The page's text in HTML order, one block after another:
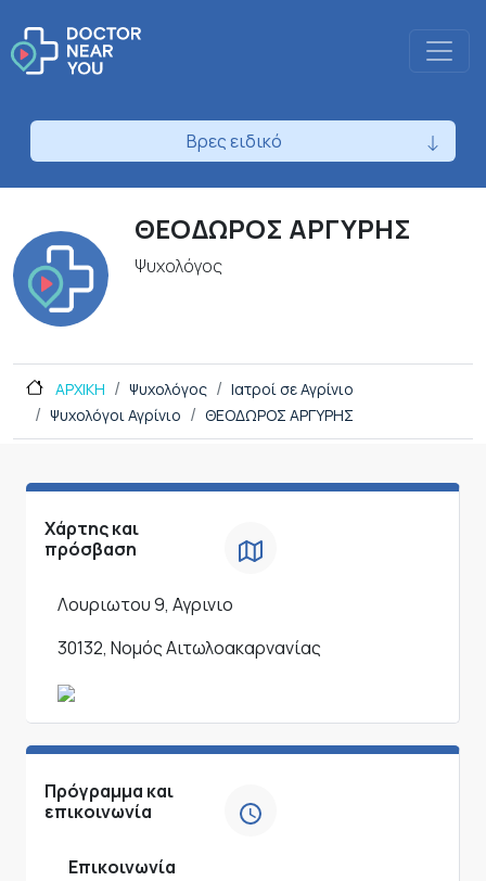
Βρες ειδικό
ΘΕΟΔΩΡΟΣ ΑΡΓΥΡΗΣ
Ψυχολόγος
ΑΡΧΙΚΗ Ψυχολόγος
Ιατροί σε Αγρίνιο
Ψυχολόγοι Αγρίνιο
ΘΕΟΔΩΡΟΣ ΑΡΓΥΡΗΣ
Χάρτης και
πρόσβαση
Λουριωτου 9, Αγρινιο
30132, Νομός Αιτωλοακαρνανίας
Πρόγραμμα και
επικοινωνία
Επικοινωνία